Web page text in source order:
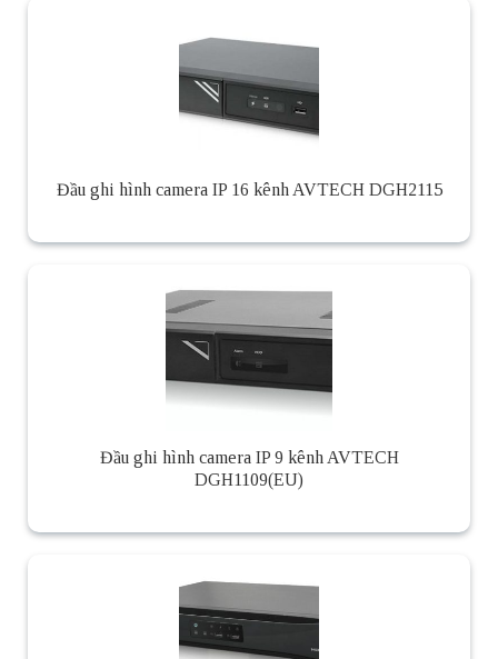
Đầu ghi hình camera IP 16 kênh AVTECH DGH2115
Đầu ghi hình camera IP 9 kênh AVTECH
DGH1109(EU)